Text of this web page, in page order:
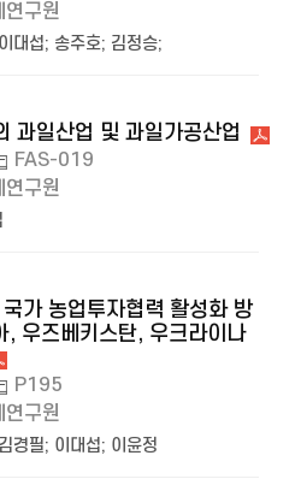
연구원
이대섭; 송주호; 김정승;
과일산업 및 과일가공산업
FAS-019
연구원
가 농업투자협력 활성화 방
, 우즈베키스탄, 우크라이나
P195
연구원
김경필; 이대섭; 이윤정